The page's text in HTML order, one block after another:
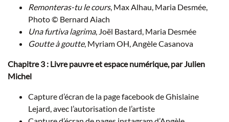
Remonteras-tu le cours, Max Alhau, Maria Desmée,
Photo © Bernard Aiach
Una furtiva lagrima, Joël Bastard, Maria Desmée
Goutte à goutte, Myriam OH, Angèle Casanova
Chapitre 3 : Livre pauvre et espace numérique, par Julien
Michel
Capture d’écran de la page facebook de Ghislaine
Lejard, avec l’autorisation de l’artiste